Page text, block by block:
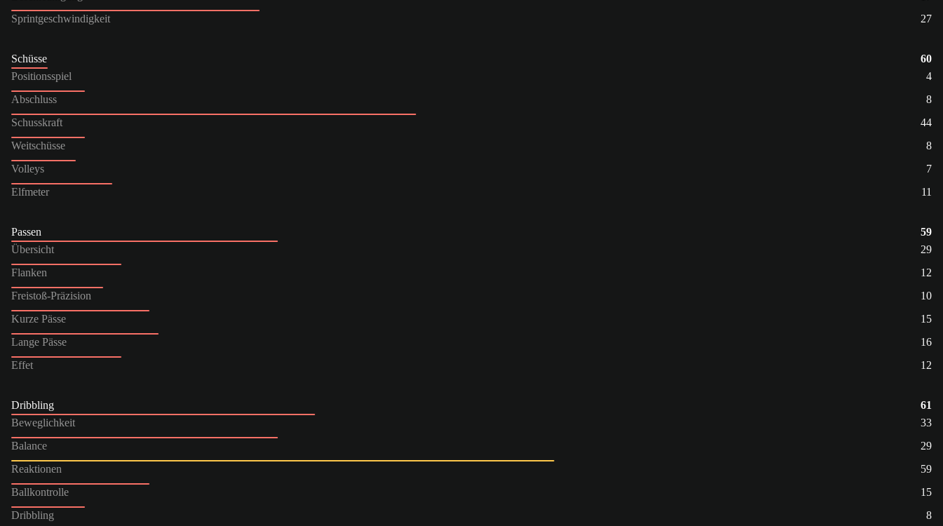
Sprintgeschwindigkeit
27
Schüsse
60
Positionsspiel
4
Abschluss
8
Schusskraft
44
Weitschüsse
8
Volleys
7
Elfmeter
11
Passen
59
Übersicht
29
Flanken
12
Freistoß-Präzision
10
Kurze Pässe
15
Lange Pässe
16
Effet
12
Dribbling
61
Beweglichkeit
33
Balance
29
Reaktionen
59
Ballkontrolle
15
Dribbling
8